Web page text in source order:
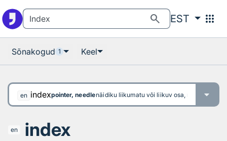
search EST apps
Sõnakogud 1 Keel
en indexpointer, needlenäidiku liikumatu või liikuv osa, mille asend
en index